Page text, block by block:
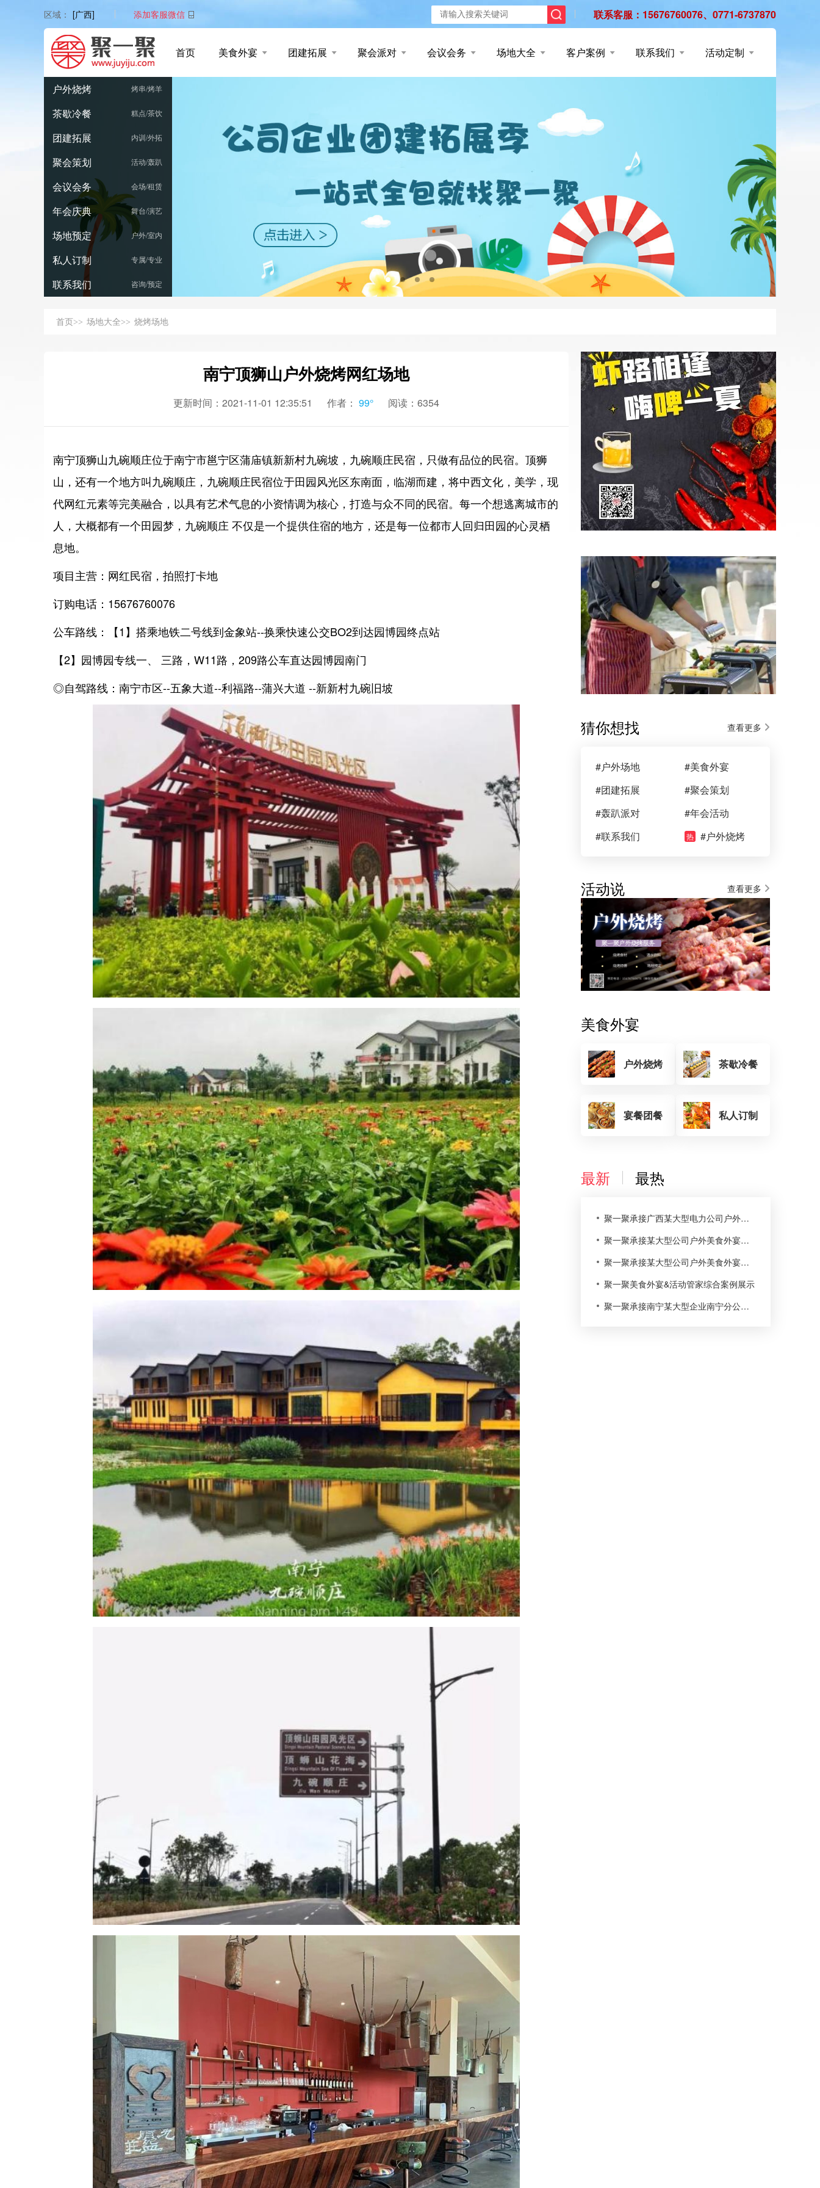
区域： [广西] 添加客服微信 联系客服：15676760076、0771-6737870
首页 美食外宴 团建拓展 聚会派对 会议会务 场地大全 客户案例 联系我们 活动定制
户外烧烤 烤串/烤羊
茶歇冷餐 糕点/茶饮
团建拓展 内训/外拓
聚会策划 活动/轰趴
会议会务 会场/租赁
年会庆典 舞台/演艺
场地预定 户外/室内
私人订制 专属/专业
联系我们 咨询/预定
首页>> 场地大全>> 烧烤场地
南宁顶狮山户外烧烤网红场地
更新时间：2021-11-01 12:35:51 作者： 99° 阅读：6354
南宁顶狮山九碗顺庄位于南宁市邕宁区蒲庙镇新新村九碗坡， 九碗顺庄民宿， 只做有品位的民宿。顶狮
山，还有一个地方叫九碗顺庄，九碗顺庄民宿位于田园风光区东南面，临湖而建，将中西文化，美学，现
代网红元素等完美融合，以具有艺术气息的小资情调为核心，打造与众不同的民宿。 每一个想逃离城市的
人， 大概都有一个田园梦， 九碗顺庄 不仅是一个提供住宿的地方， 还是每一位都市人回归田园的心灵栖
息地。
项目主营：网红民宿，拍照打卡地
订购电话：15676760076
公车路线：
【1】搭乘地铁二号线到金象站--换乘快速公交BO2到达园博园终点站
【2】园博园专线一、 三路，W11路，209路公车直达园博园南门
◎自驾路线：南宁市区--五象大道--利福路--蒲兴大道 --新新村九碗旧坡
猜你想找 查看更多
#户外场地
#美食外宴
#团建拓展
#聚会策划
#轰趴派对
#年会活动
#联系我们
热 #户外烧烤
活动说 查看更多
美食外宴
户外烧烤 茶歇冷餐
宴餐团餐 私人订制
最新 最热
聚一聚承接广西某大型电力公司户外美食外宴活动案例展示
聚一聚承接某大型公司户外美食外宴烧烤活动案例
聚一聚承接某大型公司户外美食外宴活动案例展示
聚一聚美食外宴&活动管家综合案例展示
聚一聚承接南宁某大型企业南宁分公司美食外宴活动案例